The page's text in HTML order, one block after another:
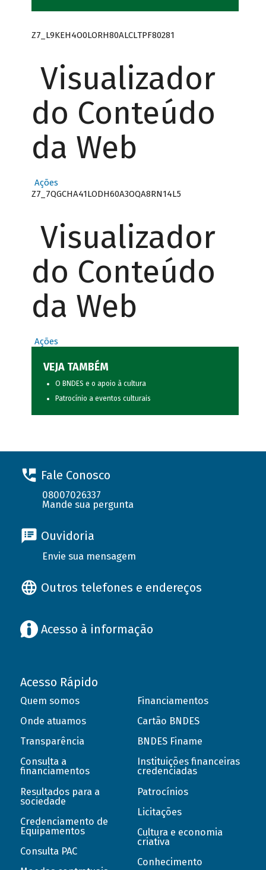
Z7_L9KEH4O0LORH80ALCLTPF80281
Visualizador
do Conteúdo
da Web
Ações
Z7_7QGCHA41LODH60A3OQA8RN14L5
Visualizador
do Conteúdo
da Web
Ações
VEJA TAMBÉM
O BNDES e o apoio à cultura
Patrocínio a eventos culturais
Fale Conosco
08007026337
Mande sua pergunta
Ouvidoria
Envie sua mensagem
Outros telefones e endereços
Acesso à informação
Acesso Rápido
Quem somos
Onde atuamos
Transparência
Consulta a
financiamentos
Resultados para a
sociedade
Credenciamento de
Equipamentos
Consulta PAC
Financiamentos
Cartão BNDES
BNDES Finame
Instituições financeiras
credenciadas
Patrocínios
Licitações
Cultura e economia
criativa
Conhecimento